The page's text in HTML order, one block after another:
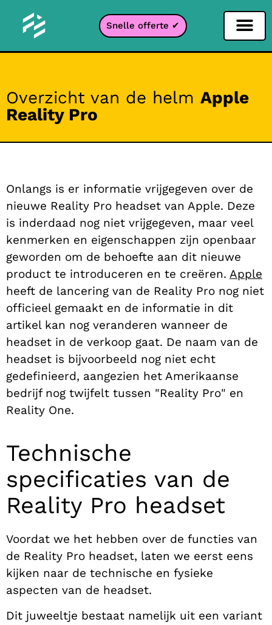
Snelle offerte ✔
Overzicht van de helm Apple
Reality Pro
Onlangs is er informatie vrijgegeven over de
nieuwe Reality Pro headset van Apple. Deze
is inderdaad nog niet vrijgegeven, maar veel
kenmerken en eigenschappen zijn openbaar
geworden om de behoefte aan dit nieuwe
product te introduceren en te creëren. Apple
heeft de lancering van de Reality Pro nog niet
officieel gemaakt en de informatie in dit
artikel kan nog veranderen wanneer de
headset in de verkoop gaat. De naam van de
headset is bijvoorbeeld nog niet echt
gedefinieerd, aangezien het Amerikaanse
bedrijf nog twijfelt tussen "Reality Pro" en
Reality One.
Technische
specificaties van de
Reality Pro headset
Voordat we het hebben over de functies van
de Reality Pro headset, laten we eerst eens
kijken naar de technische en fysieke
aspecten van de headset.
Dit juweeltje bestaat namelijk uit een variant